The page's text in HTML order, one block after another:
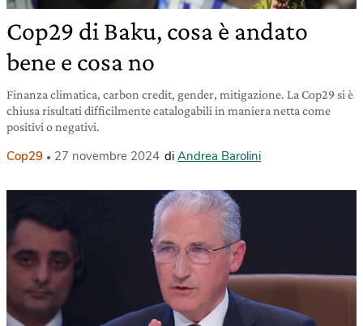
Cop29 di Baku, cosa è andato
bene e cosa no
Finanza climatica, carbon credit, gender, mitigazione. La Cop29 si è
chiusa risultati difficilmente catalogabili in maniera netta come
positivi o negativi.
Cop29 27 novembre 2024 di Andrea Barolini